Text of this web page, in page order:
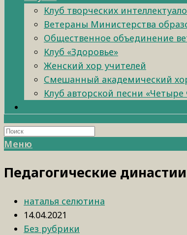
Клуб творческих
Ветераны Министерства
Общественное объединение
Клуб «Здоровье»
Женский хор учителей
Смешанный академический
Клуб авторской песни «Четыре
Меню
Педагогические
наталья селютина
14.04.2021
Без рубрики